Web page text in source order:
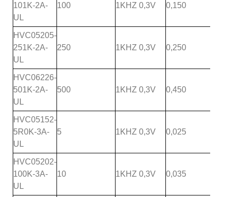
101K-2A-
UL
100 1KHZ 0,3V 0,150
HVC05205-
251K-2A-
UL
250 1KHZ 0,3V 0,250
HVC06226-
501K-2A-
UL
500 1KHZ 0,3V 0,450
HVC05152-
5R0K-3A-
UL
5 1KHZ 0,3V 0,025
HVC05202-
100K-3A-
UL
10 1KHZ 0,3V 0,035